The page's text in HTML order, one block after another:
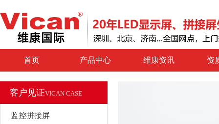
首页 产品中心 维康资讯 资
客户见证VICAN CASE
监控拼接屏